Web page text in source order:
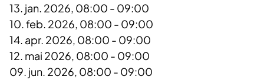
13. jan. 2026, 08:00 - 09:00
10. feb. 2026, 08:00 - 09:00
14. apr. 2026, 08:00 - 09:00
12. mai 2026, 08:00 - 09:00
09. jun. 2026, 08:00 - 09:00